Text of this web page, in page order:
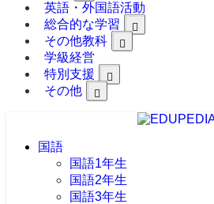
英語・外国語活動
総合的な学習
その他教科
学級経営
特別支援
その他
国語
国語1年生
国語2年生
国語3年生